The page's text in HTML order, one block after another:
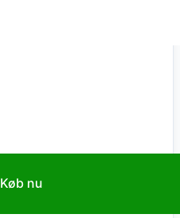
Køb nu